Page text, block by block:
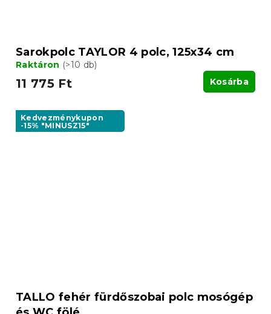
Sarokpolc TAYLOR 4 polc, 125x34 cm
Raktáron (>10 db)
11 775 Ft Kosárba
Kedvezménykupon
-15% "MINUSZ15"
TALLO fehér fürdőszobai polc mosógép